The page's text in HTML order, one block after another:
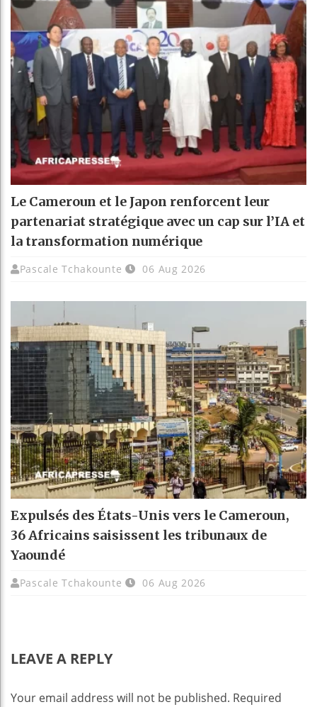
Le Cameroun et le Japon renforcent leur
partenariat stratégique avec un cap sur l’IA et
la transformation numérique
Pascale Tchakounte 06 Aug 2026
Expulsés des États-Unis vers le Cameroun,
36 Africains saisissent les tribunaux de
Yaoundé
Pascale Tchakounte 06 Aug 2026
LEAVE A REPLY
Your email address will not be published. Required